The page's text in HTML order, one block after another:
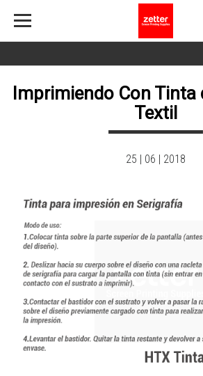
Imprimiendo Con Tinta
Textil
25 | 06 | 2018